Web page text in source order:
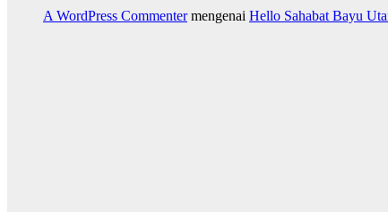
A WordPress Commentermengenai Hello Sahabat Bayu